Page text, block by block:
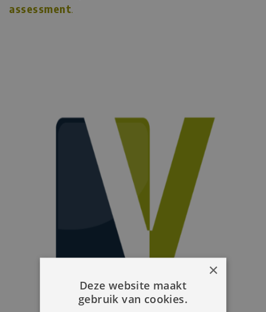
assessment.
×
Deze website maakt
gebruik van cookies.